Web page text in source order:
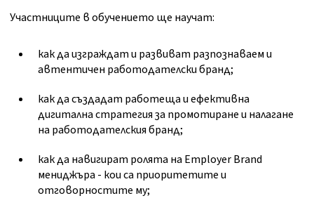
Участниците в обучението ще научат:
как да изграждат и развиват разпознаваем и
автентичен работодателски бранд;
как да създадат работеща и ефективна
дигитална стратегия за промотиране и налагане
на работодателския бранд;
как да навигират ролята на Employer Brand
мениджъра - кои са приоритетите и
отговорностите му;